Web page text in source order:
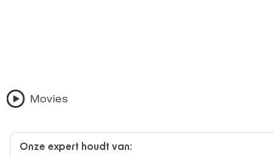
Onze expert houdt van:
Movies